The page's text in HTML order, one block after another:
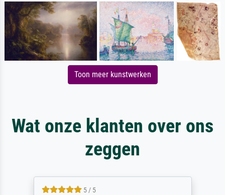
Toon meer kunstwerken
Wat onze klanten over ons
zeggen
5 / 5